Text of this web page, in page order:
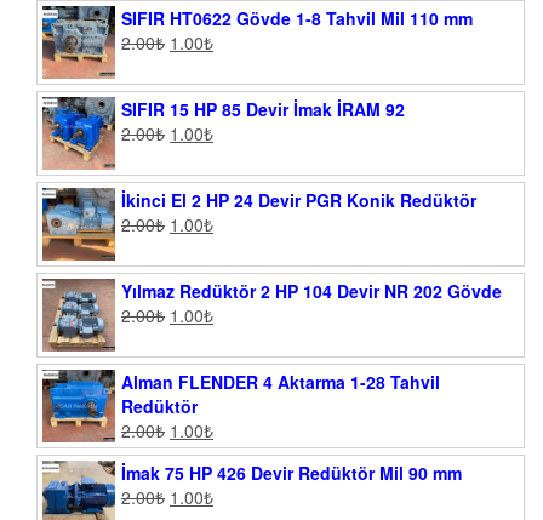
SIFIR HT0622 Gövde 1-8 Tahvil Mil 110 mm
2.00₺ 1.00₺
SIFIR 15 HP 85 Devir İmak İRAM 92
2.00₺ 1.00₺
İkinci El 2 HP 24 Devir PGR Konik Redüktör
2.00₺ 1.00₺
Yılmaz Redüktör 2 HP 104 Devir NR 202 Gövde
2.00₺ 1.00₺
Alman FLENDER 4 Aktarma 1-28 Tahvil
Redüktör
2.00₺ 1.00₺
İmak 75 HP 426 Devir Redüktör Mil 90 mm
2.00₺ 1.00₺